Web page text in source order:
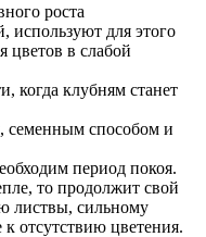
роста
используют для этого
цветов в слабой
когда клубням станет
семенным способом и
период покоя.
то продолжит свой
листвы, сильному
отсутствию цветения.